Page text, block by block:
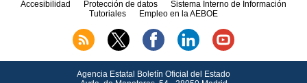
Accesibilidad
Protección de datos
Sistema Interno de Información
Tutoriales
Empleo en la AEBOE
Agencia Estatal Boletín Oficial del Estado